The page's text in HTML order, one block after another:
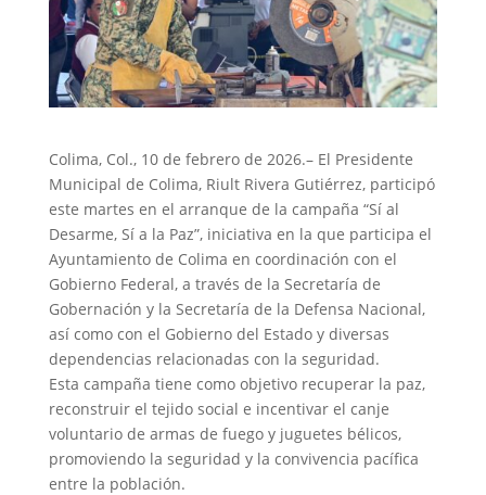
Colima, Col., 10 de febrero de 2026.– El Presidente
Municipal de Colima, Riult Rivera Gutiérrez, participó
este martes en el arranque de la campaña “Sí al
Desarme, Sí a la Paz”, iniciativa en la que participa el
Ayuntamiento de Colima en coordinación con el
Gobierno Federal, a través de la Secretaría de
Gobernación y la Secretaría de la Defensa Nacional,
así como con el Gobierno del Estado y diversas
dependencias relacionadas con la seguridad.
Esta campaña tiene como objetivo recuperar la paz,
reconstruir el tejido social e incentivar el canje
voluntario de armas de fuego y juguetes bélicos,
promoviendo la seguridad y la convivencia pacífica
entre la población.